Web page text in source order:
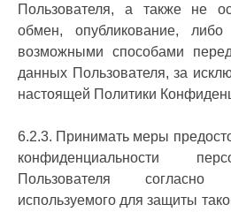
Пользователя, а также не
обмен, опубликование,
возможными способами
данных Пользователя, за
настоящей Политики
6.2.3. Принимать меры
конфиденциальности
Пользователя
используемого для защиты